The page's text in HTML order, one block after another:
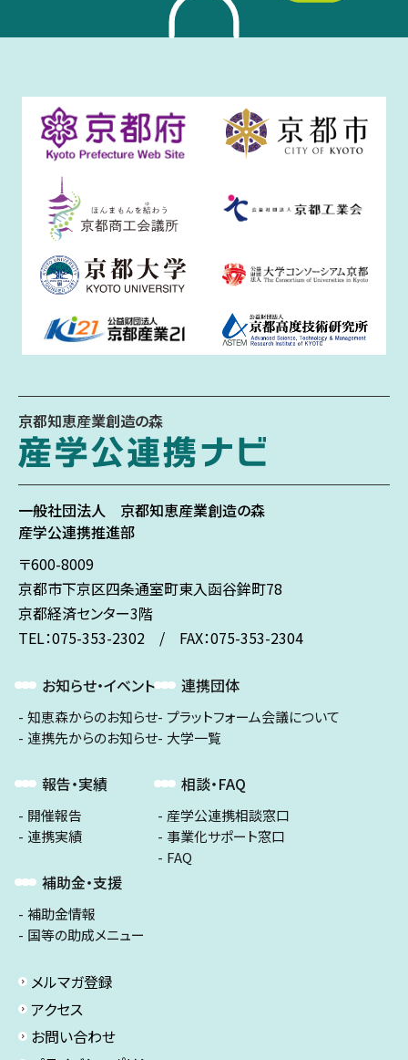
京都知恵産業創造の森
一般社団法人 京都知恵産業創造の森
産学公連携推進部
〒600-8009
京都市下京区四条通室町東入函谷鉾町78
京都経済センター3階
TEL：075-353-2302 / FAX：075-353-2304
お知らせ・イベント
知恵森からのお知らせ
連携先からのお知らせ
報告・実績
開催報告
連携実績
補助金・支援
補助金情報
国等の助成メニュー
連携団体
プラットフォーム会議について
大学一覧
相談・FAQ
産学公連携相談窓口
事業化サポート窓口
FAQ
メルマガ登録
アクセス
お問い合わせ